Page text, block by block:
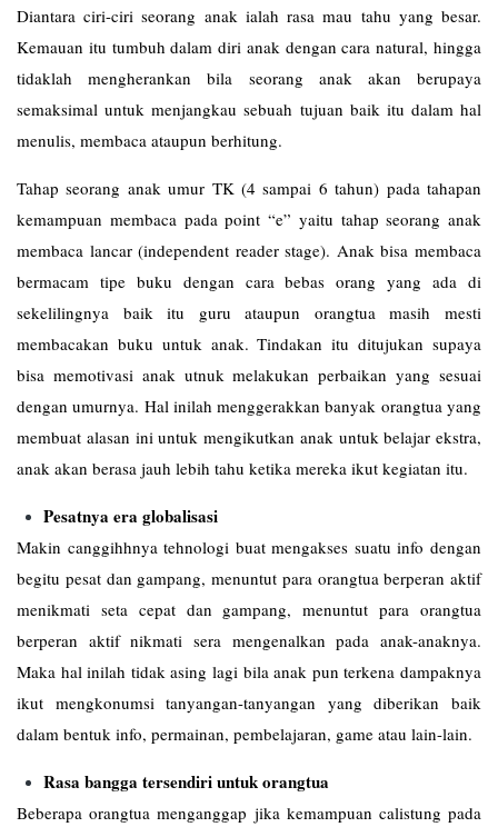
Diantara ciri-ciri seorang anak ialah rasa mau tahu yang besar.
Kemauan itu tumbuh dalam diri anak dengan cara natural, hingga
tidaklah mengherankan bila seorang anak akan berupaya
semaksimal untuk menjangkau sebuah tujuan baik itu dalam hal
menulis, membaca ataupun berhitung.
Tahap seorang anak umur TK (4 sampai 6 tahun) pada tahapan
kemampuan membaca pada point “e” yaitu tahap seorang anak
membaca lancar (independent reader stage). Anak bisa membaca
bermacam tipe buku dengan cara bebas orang yang ada di
sekelilingnya baik itu guru ataupun orangtua masih mesti
membacakan buku untuk anak. Tindakan itu ditujukan supaya
bisa memotivasi anak utnuk melakukan perbaikan yang sesuai
dengan umurnya. Hal inilah menggerakkan banyak orangtua yang
membuat alasan ini untuk mengikutkan anak untuk belajar ekstra,
anak akan berasa jauh lebih tahu ketika mereka ikut kegiatan itu.
Pesatnya era globalisasi
Makin canggihhnya tehnologi buat mengakses suatu info dengan
begitu pesat dan gampang, menuntut para orangtua berperan aktif
menikmati seta cepat dan gampang, menuntut para orangtua
berperan aktif nikmati sera mengenalkan pada anak-anaknya.
Maka hal inilah tidak asing lagi bila anak pun terkena dampaknya
ikut mengkonumsi tanyangan-tanyangan yang diberikan baik
dalam bentuk info, permainan, pembelajaran, game atau lain-lain.
Rasa bangga tersendiri untuk orangtua
Beberapa orangtua menganggap jika kemampuan calistung pada